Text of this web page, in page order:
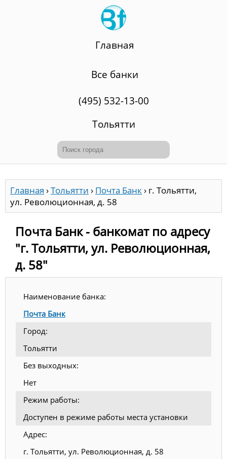
Главная
Все банки
(495) 532-13-00
Тольятти
Главная ›Тольятти › Почта Банк› г. Тольятти,
ул. Революционная, д. 58
Почта Банк - банкомат по адресу
"г. Тольятти, ул. Революционная,
д. 58"
Наименование банка:
Почта Банк
Город:
Тольятти
Без выходных:
Нет
Режим работы:
Доступен в режиме работы места установки
Адрес:
г. Тольятти, ул. Революционная, д. 58